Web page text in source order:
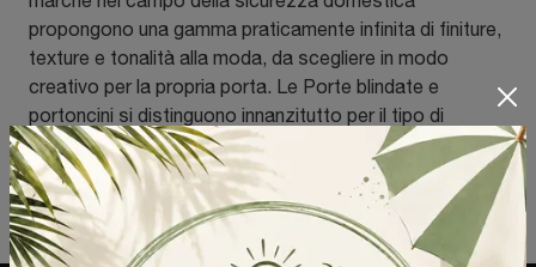
propongono una gamma praticamente infinita di finiture,
texture e tonalità alla moda, da scegliere in modo
creativo per la propria porta. Le Porte blindate e
portoncini si distinguono innanzitutto per il tipo di
serratura: valuta con cura la conformazione della tua
casa e i livelli di protezione antieffrazione e isolamento
termico/acustico di cui hai bisogno.